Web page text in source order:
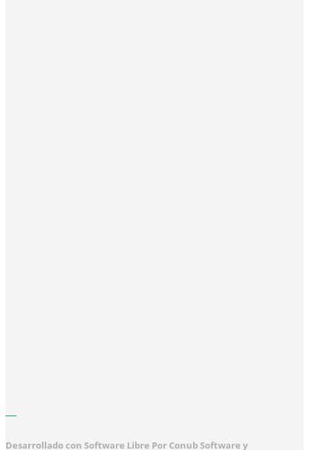
Desarrollado con Software Libre Por Conub Software y